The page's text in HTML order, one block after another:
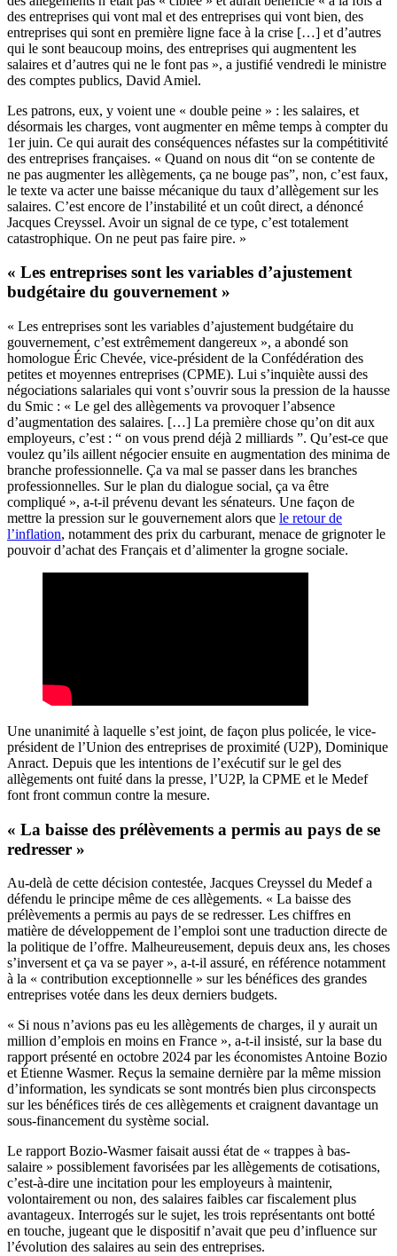
des entreprises qui vont mal et des entreprises qui vont bien, des
entreprises qui sont en première ligne face à la crise […] et d’autres
qui le sont beaucoup moins, des entreprises qui augmentent les
salaires et d’autres qui ne le font pas », a justifié vendredi le ministre
des comptes publics, David Amiel.
Les patrons, eux, y voient une « double peine » : les salaires, et
désormais les charges, vont augmenter en même temps à compter du
1er juin. Ce qui aurait des conséquences néfastes sur la compétitivité
des entreprises françaises. « Quand on nous dit “on se contente de
ne pas augmenter les allègements, ça ne bouge pas”, non, c’est faux,
le texte va acter une baisse mécanique du taux d’allègement sur les
salaires. C’est encore de l’instabilité et un coût direct, a dénoncé
Jacques Creyssel. Avoir un signal de ce type, c’est totalement
catastrophique. On ne peut pas faire pire. »
« Les entreprises sont les variables d’ajustement
budgétaire du gouvernement »
« Les entreprises sont les variables d’ajustement budgétaire du
gouvernement, c’est extrêmement dangereux », a abondé son
homologue Éric Chevée, vice-président de la Confédération des
petites et moyennes entreprises (CPME). Lui s’inquiète aussi des
négociations salariales qui vont s’ouvrir sous la pression de la hausse
du Smic : « Le gel des allègements va provoquer l’absence
d’augmentation des salaires. […] La première chose qu’on dit aux
employeurs, c’est : “ on vous prend déjà 2 milliards ”. Qu’est-ce que
voulez qu’ils aillent négocier ensuite en augmentation des minima de
branche professionnelle. Ça va mal se passer dans les branches
professionnelles. Sur le plan du dialogue social, ça va être
compliqué », a-t-il prévenu devant les sénateurs. Une façon de
mettre la pression sur le gouvernement alors que le retour de
l’inflation, notamment des prix du carburant, menace de grignoter le
pouvoir d’achat des Français et d’alimenter la grogne sociale.
Une unanimité à laquelle s’est joint, de façon plus policée, le vice-
président de l’Union des entreprises de proximité (U2P), Dominique
Anract. Depuis que les intentions de l’exécutif sur le gel des
allègements ont fuité dans la presse, l’U2P, la CPME et le Medef
font front commun contre la mesure.
« La baisse des prélèvements a permis au pays de se
redresser »
Au-delà de cette décision contestée, Jacques Creyssel du Medef a
défendu le principe même de ces allègements. « La baisse des
prélèvements a permis au pays de se redresser. Les chiffres en
matière de développement de l’emploi sont une traduction directe de
la politique de l’offre. Malheureusement, depuis deux ans, les choses
s’inversent et ça va se payer », a-t-il assuré, en référence notamment
à la « contribution exceptionnelle » sur les bénéfices des grandes
entreprises votée dans les deux derniers budgets.
« Si nous n’avions pas eu les allègements de charges, il y aurait un
million d’emplois en moins en France », a-t-il insisté, sur la base du
rapport présenté en octobre 2024 par les économistes Antoine Bozio
et Étienne Wasmer. Reçus la semaine dernière par la même mission
d’information, les syndicats se sont montrés bien plus circonspects
sur les bénéfices tirés de ces allègements et craignent davantage un
sous-financement du système social.
Le rapport Bozio-Wasmer faisait aussi état de « trappes à bas-
salaire » possiblement favorisées par les allègements de cotisations,
c’est-à-dire une incitation pour les employeurs à maintenir,
volontairement ou non, des salaires faibles car fiscalement plus
avantageux. Interrogés sur le sujet, les trois représentants ont botté
en touche, jugeant que le dispositif n’avait que peu d’influence sur
l’évolution des salaires au sein des entreprises.